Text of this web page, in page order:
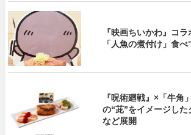
『映画ちいかわ』コ
「人魚の煮付け」食べ
『呪術廻戦』×「牛
の“茈”をイメージし
など展開